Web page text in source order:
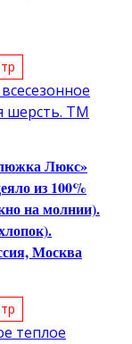
Люкс»
из 100%
на молнии).
Москва